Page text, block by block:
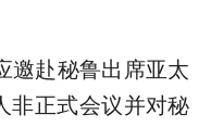
邀赴秘鲁出席亚太
非正式会议并对秘